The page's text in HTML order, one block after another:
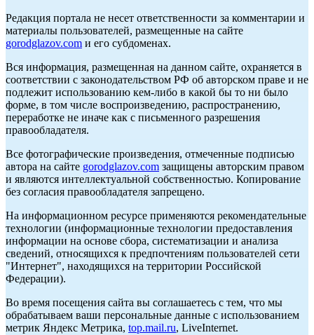
Редакция портала не несет ответственности за комментарии и
материалы пользователей, размещенные на сайте
gorodglazov.com и его субдоменах.
Вся информация, размещенная на данном сайте, охраняется в
соответствии с законодательством РФ об авторском праве и не
подлежит использованию кем-либо в какой бы то ни было
форме, в том числе воспроизведению, распространению,
переработке не иначе как с письменного разрешения
правообладателя.
Все фотографические произведения, отмеченные подписью
автора на сайте gorodglazov.com защищены авторским правом
и являются интеллектуальной собственностью. Копирование
без согласия правообладателя запрещено.
На информационном ресурсе применяются рекомендательные
технологии (информационные технологии предоставления
информации на основе сбора, систематизации и анализа
сведений, относящихся к предпочтениям пользователей сети
"Интернет", находящихся на территории Российской
Федерации).
Во время посещения сайта вы соглашаетесь с тем, что мы
обрабатываем ваши персональные данные с использованием
метрик Яндекс Метрика, top.mail.ru, LiveInternet.